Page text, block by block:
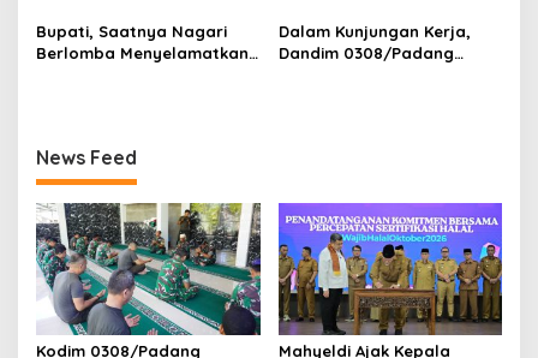
Patamuan
Sabu Dan Ganja
“Anugerah Nagari Aman
Dan Korong Tangguh”
Bupati, Saatnya Nagari
Berlomba Menyelamatkan
Dalam Kunjungan Kerja,
Dandim 0308/Padang
News Feed
Kodim 0308/Padang
Mahyeldi Ajak Kepala